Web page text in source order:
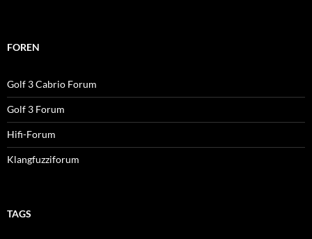
FOREN
Golf 3 Cabrio Forum
Golf 3 Forum
Hifi-Forum
Klangfuzziforum
TAGS